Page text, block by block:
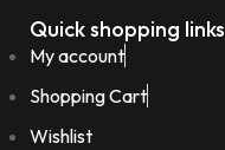
Quick shopping links
My account
Shopping Cart
Wishlist